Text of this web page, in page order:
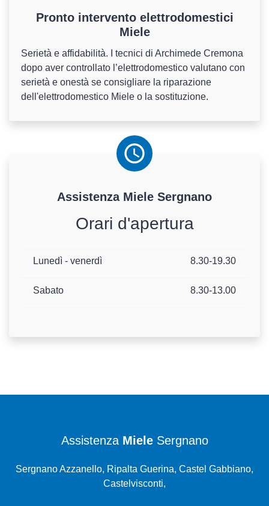
Pronto intervento elettrodomestici
Miele
Serietà e affidabilità. I tecnici di Archimede Cremona
dopo aver controllato l’elettrodomestico valutano con
serietà e onestà se consigliare la riparazione
dell'elettrodomestico Miele o la sostituzione.
Assistenza Miele Sergnano
Orari d'apertura
Lunedì - venerdì 8.30-19.30
Sabato 8.30-13.00
Assistenza MieleSergnano
Sergnano Azzanello, Ripalta Guerina, Castel Gabbiano,
Castelvisconti,